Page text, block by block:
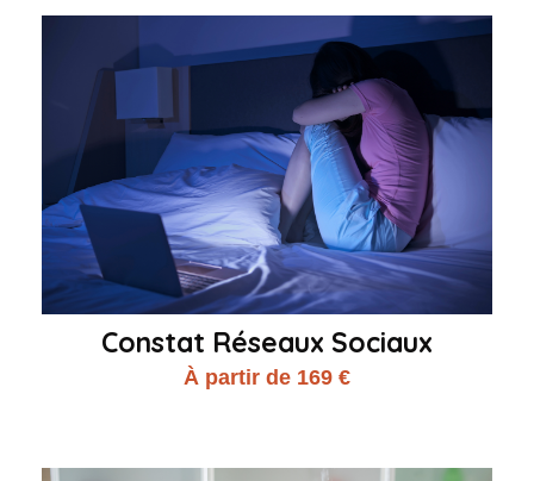
Constat Réseaux Sociaux
À partir de 169 €